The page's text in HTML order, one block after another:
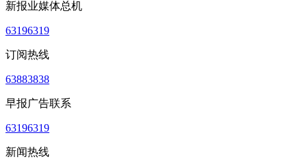
新报业媒体总机
63196319
订阅热线
63883838
早报广告联系
63196319
新闻热线